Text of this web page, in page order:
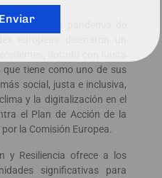
supuso la pandemia de
dotado con hasta
tiene como uno de sus
social, justa e inclusiva,
y la digitalización en el
el Plan de Acción de la
la Comisión Europea.
y Resiliencia ofrece a los
significativas para
Enviar